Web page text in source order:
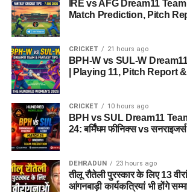
सूर्य तिलक राम नवमी: इंतजार की घडी हुई
मेहनत के बाद इस तरह होगा भगवान श्रीराम
DON'T MISS
केंद्र सरकार के सहयोग से हमें 1700 करोड़ की
पुननिर्माण एवं विकास कार्यों के लिए मिली है -
IRE vs AFG Dream11
Match Prediction, Pitch
CRICKET 21 hours ago
BPH-W vs SUL-W
| Playing 11, Pitch Report
CRICKET 10 hours ago
BPH vs SUL Dream11
24: बर्मिंघम फीनिक्स vs
DEHRADUN 23 hours ago
तीलू रौतेली पुरस्कार के लिए 13
आंगनबाड़ी कार्यकत्रियां भी होंगे